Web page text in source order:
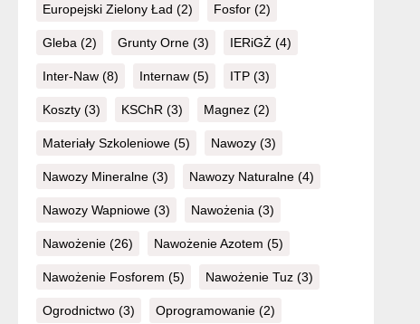
Europejski Zielony Ład (2) Fosfor (2)
Gleba (2) Grunty Orne (3) IERiGŻ (4)
Inter-Naw (8) Internaw (5) ITP (3)
Koszty (3) KSChR (3) Magnez (2)
Materiały Szkoleniowe (5) Nawozy (3)
Nawozy Mineralne (3) Nawozy Naturalne (4)
Nawozy Wapniowe (3) Nawożenia (3)
Nawożenie (26) Nawożenie Azotem (5)
Nawożenie Fosforem (5) Nawożenie Tuz (3)
Ogrodnictwo (3) Oprogramowanie (2)